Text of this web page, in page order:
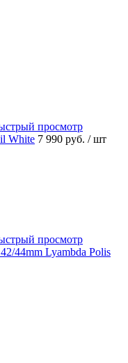
просмотр
White 7 990 руб. / шт
просмотр
44mm Lyambda Polis